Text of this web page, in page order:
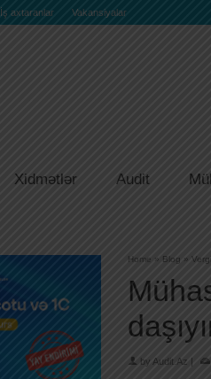
İş axtaranlar Vakansiyalar
Xidmətlər Audit
Home » Blog » Vergi
by Audit.Az |